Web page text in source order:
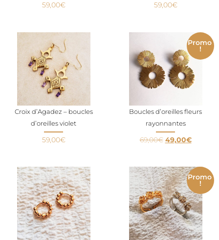
59,00€ 59,00€
Croix d’Agadez – boucles
d’oreilles violet
59,00€
Boucles d’oreilles fleurs
rayonnantes
Promo
!
69,00€ 49,00€
Promo
!